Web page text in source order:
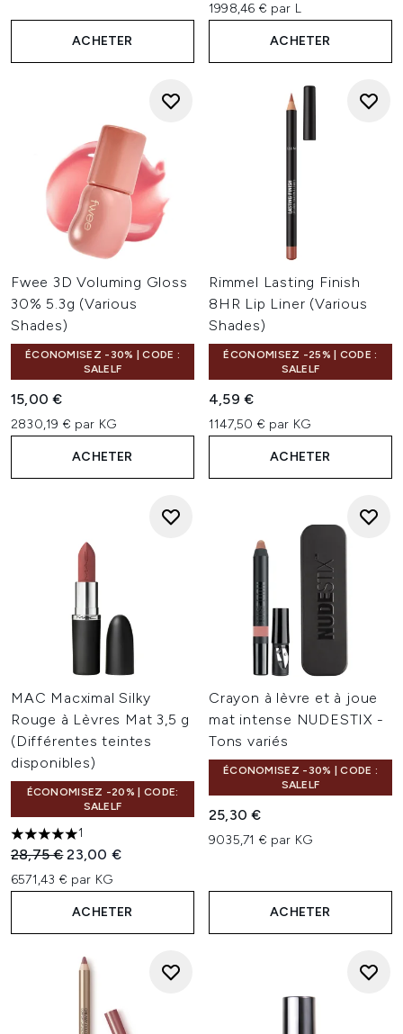
ACHETER
1998,46 € par L
ACHETER
Fwee 3D Voluming Gloss
30% 5.3g (Various
Shades)
ÉCONOMISEZ -30% | CODE :
SALELF
15,00 €
2830,19 € par KG
ACHETER
Rimmel Lasting Finish
8HR Lip Liner (Various
Shades)
ÉCONOMISEZ -25% | CODE :
SALELF
4,59 €
1147,50 € par KG
ACHETER
MAC Macximal Silky
Rouge à Lèvres Mat 3,5 g
(Différentes teintes
disponibles)
ÉCONOMISEZ -20% | CODE:
SALELF
5 étoiles sur un maximum de 5
1
Prix de vente :
28,75 €Prix ​​actuel :
23,00 €
6571,43 € par KG
ACHETER
Crayon à lèvre et à joue
mat intense NUDESTIX -
Tons variés
ÉCONOMISEZ -30% | CODE :
SALELF
25,30 €
9035,71 € par KG
ACHETER